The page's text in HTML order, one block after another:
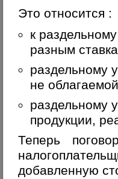
Это относится :
к
разным
раздельному
не
раздельному
продукции,
Теперь
добавленную